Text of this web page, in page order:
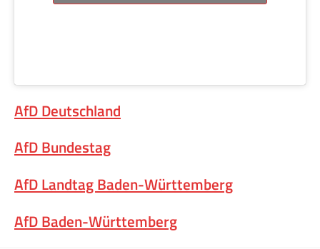
AfD Deutschland
AfD Bundestag
AfD Landtag Baden-Württemberg
AfD Baden-Württemberg